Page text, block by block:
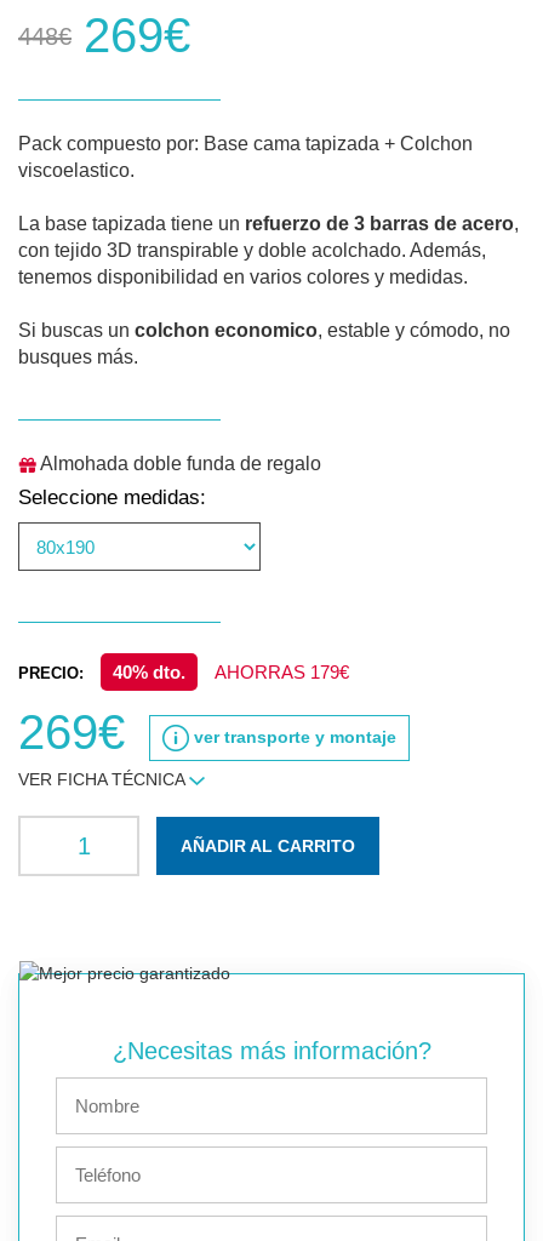
448€ 269€
Pack compuesto por: Base cama tapizada + Colchon
viscoelastico.
La base tapizada tiene un refuerzo de 3 barras de acero,
con tejido 3D transpirable y doble acolchado. Además,
tenemos disponibilidad en varios colores y medidas.
Si buscas un colchon economico, estable y cómodo, no
busques más.
Almohada doble funda de regalo
Seleccione medidas:
PRECIO: 40% dto. AHORRAS 179€
269€ ver transporte y montaje
VER FICHA TÉCNICA
AÑADIR AL CARRITO
¿Necesitas más información?